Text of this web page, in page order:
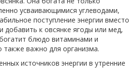
усваивающимися углеводами,
поступление энергии вместо
добавить к овсянке ягоды или мед,
блюдо витаминами и
также важно для организма.
источников энергии в утренние